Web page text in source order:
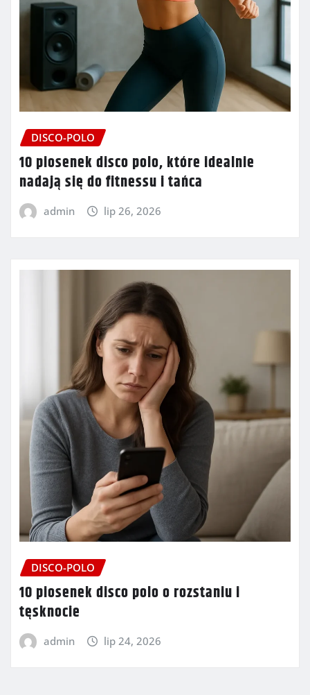
DISCO-POLO
10 piosenek disco polo, które idealnie
nadają się do fitnessu i tańca
admin lip 26, 2026
DISCO-POLO
10 piosenek disco polo o rozstaniu i
tęsknocie
admin lip 24, 2026